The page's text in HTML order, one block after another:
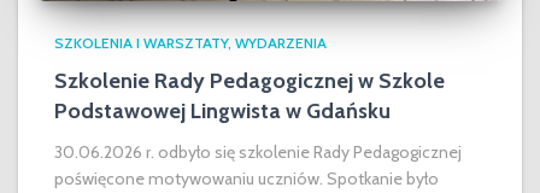
SZKOLENIA I WARSZTATY WYDARZENIA
Szkolenie Rady Pedagogicznej w Szkole
Podstawowej Lingwista w Gdańsku
30.06.2026 r. odbyło się szkolenie Rady Pedagogicznej
poświęcone motywowaniu uczniów. Spotkanie było